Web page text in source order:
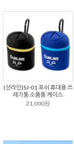
(선라인)SJ-01 포쉬 휴대용 쓰
레기통 소품통 케이스
21,000원